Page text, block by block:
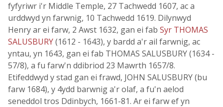
fyfyriwr i'r Middle Temple, 27 Tachwedd 1607, ac a
urddwyd yn farwnig, 10 Tachwedd 1619. Dilynwyd
Henry ar ei farw, 2 Awst 1632, gan ei fab Syr THOMAS
SALUSBURY(1612 - 1643), y bardd a'r ail farwnig, ac
yntau, yn 1643, gan ei fab THOMAS SALUSBURY (1634 -
57/8), a fu farw'n ddibriod 23 Mawrth 1657/8.
Etifeddwyd y stad gan ei frawd, JOHN SALUSBURY (bu
farw 1684), y 4ydd barwnig a'r olaf, a fu'n aelod
seneddol tros Ddinbych, 1661-81. Ar ei farw ef yn